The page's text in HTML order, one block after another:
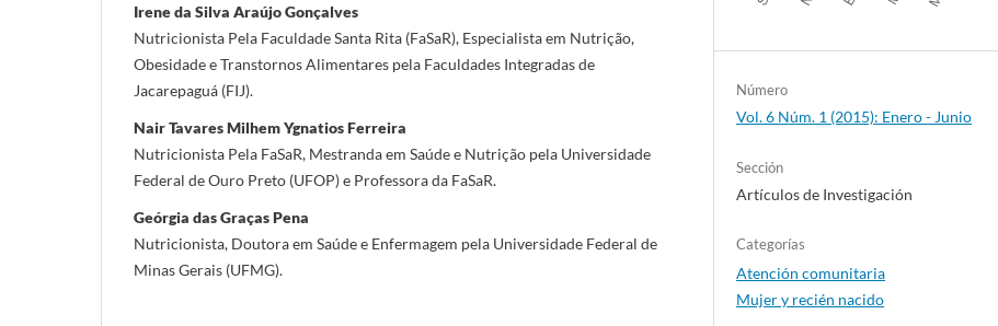
Irene da Silva Araújo Gonçalves
Nutricionista Pela Faculdade Santa Rita (FaSaR), Especialista em Nutrição,
Obesidade e Transtornos Alimentares pela Faculdades Integradas de
Jacarepaguá (FIJ).
Nair Tavares Milhem Ygnatios Ferreira
Nutricionista Pela FaSaR, Mestranda em Saúde e Nutrição pela Universidade
Federal de Ouro Preto (UFOP) e Professora da FaSaR.
Geórgia das Graças Pena
Nutricionista, Doutora em Saúde e Enfermagem pela Universidade Federal de
Minas Gerais (UFMG).
Número
Vol. 6 Núm. 1 (2015): Enero - Junio
Sección
Artículos de Investigación
Categorías
Atención comunitaria
Mujer y recién nacido